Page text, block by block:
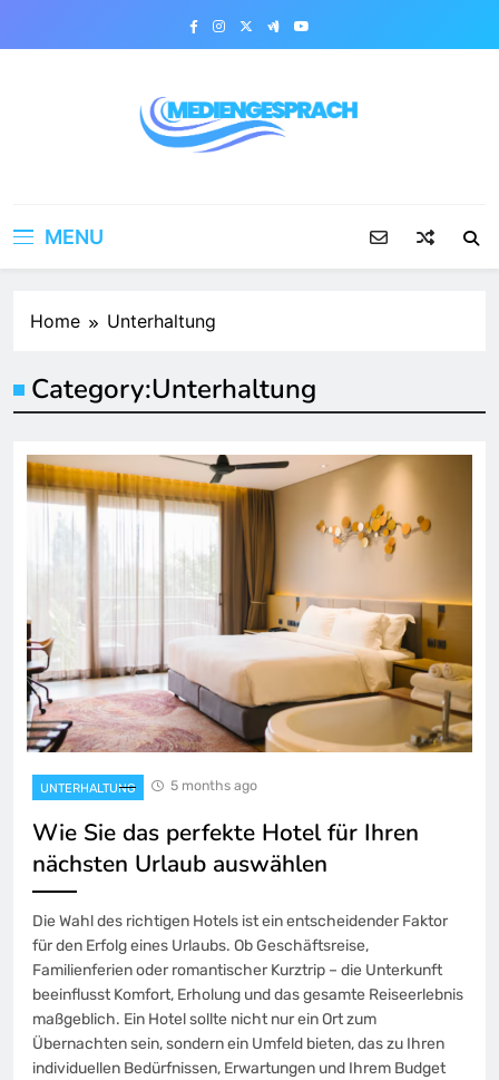
MENU
Home Unterhaltung
Category:Unterhaltung
UNTERHALTUNG 5 months ago
Wie Sie das perfekte Hotel für Ihren
nächsten Urlaub auswählen
Die Wahl des richtigen Hotels ist ein entscheidender Faktor
für den Erfolg eines Urlaubs. Ob Geschäftsreise,
Familienferien oder romantischer Kurztrip – die Unterkunft
beeinflusst Komfort, Erholung und das gesamte Reiseerlebnis
maßgeblich. Ein Hotel sollte nicht nur ein Ort zum
Übernachten sein, sondern ein Umfeld bieten, das zu Ihren
individuellen Bedürfnissen, Erwartungen und Ihrem Budget